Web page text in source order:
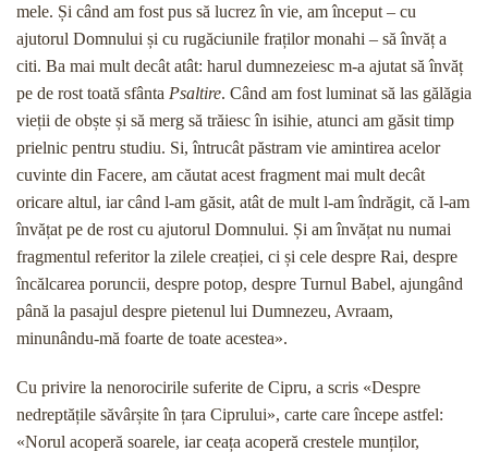
mele. Și când am fost pus să lucrez în vie, am început – cu
ajutorul Domnului și cu rugăciunile fraților monahi – să învăț a
citi. Ba mai mult decât atât: harul dumnezeiesc m-a ajutat să învăț
pe de rost toată sfânta Psaltire. Când am fost luminat să las gălăgia
vieții de obște și să merg să trăiesc în isihie, atunci am găsit timp
prielnic pentru studiu. Si, întrucât păstram vie amintirea acelor
cuvinte din Facere, am căutat acest fragment mai mult decât
oricare altul, iar când l-am găsit, atât de mult l-am îndrăgit, că l-am
învățat pe de rost cu ajutorul Domnului. Și am învățat nu numai
fragmentul referitor la zilele creației, ci și cele despre Rai, despre
încălcarea poruncii, despre potop, despre Turnul Babel, ajungând
până la pasajul despre pietenul lui Dumnezeu, Avraam,
minunându-mă foarte de toate acestea».
Cu privire la nenorocirile suferite de Cipru, a scris «Despre
nedreptățile săvârșite în țara Ciprului», carte care începe astfel:
«Norul acoperă soarele, iar ceața acoperă crestele munților,